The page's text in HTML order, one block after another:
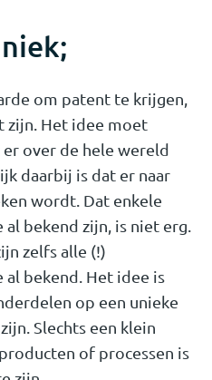
om patent te krijgen,
zijn. Het idee moet
over de hele wereld
daarbij is dat er naar
wordt. Dat enkele
bekend zijn, is niet erg.
zelfs alle (!)
bekend. Het idee is
op een unieke
Slechts een klein
of processen is